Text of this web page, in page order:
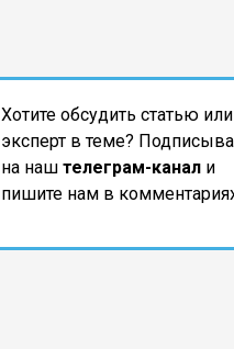
Хотите обсудить статью
эксперт в теме?
на наш телеграм-канал и
пишите нам в